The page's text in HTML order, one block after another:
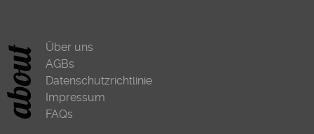
Über uns
AGBs
Datenschutzrichtlinie
Impressum
FAQs